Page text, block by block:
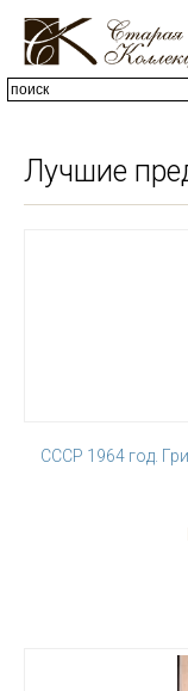
Лучшие
СССР 1964 год.